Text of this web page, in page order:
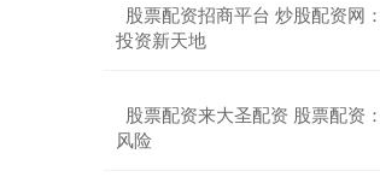
股票配资招商平台 炒股配资网
投资新天地
股票配资来大圣配资 股票配资
风险